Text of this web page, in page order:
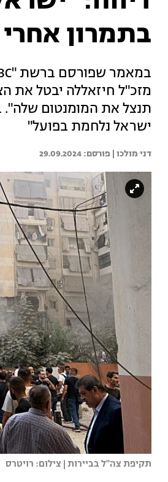
בתמרון
מזכ"ל חיזאללה יבטל את
תנצל את המומנטום שלה".
ישראל נלחמת בפועל"
דני מולכו | 29.09.2024
תקיפת צה"ל בביירות | צילום: רויטרס